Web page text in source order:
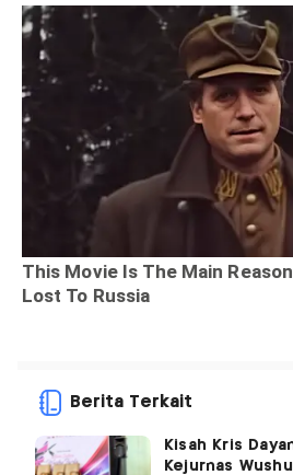
Berita Terkait
Kisah Kris
Kejurnas